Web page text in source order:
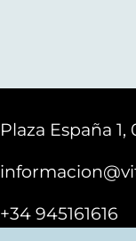
Plaza España
+34 945161616